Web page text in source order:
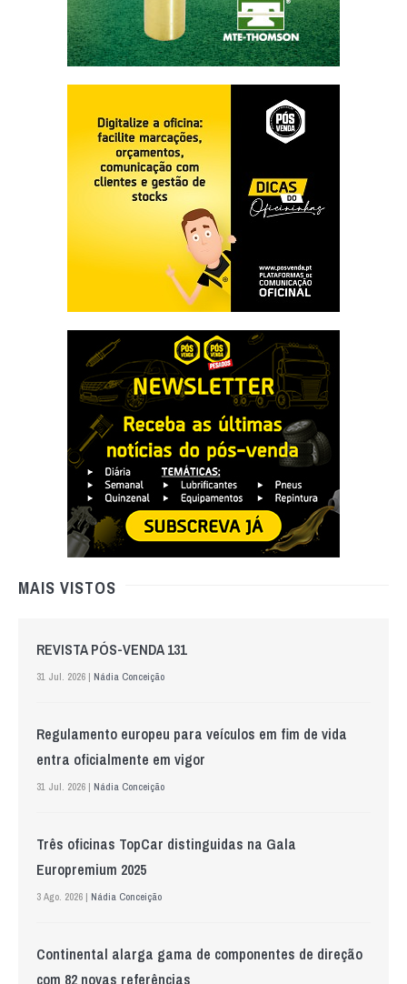
MAIS VISTOS
REVISTA PÓS-VENDA 131
31 Jul. 2026 | Nádia Conceição
Regulamento europeu para veículos em fim de vida
entra oficialmente em vigor
31 Jul. 2026 | Nádia Conceição
Três oficinas TopCar distinguidas na Gala
Europremium 2025
3 Ago. 2026 | Nádia Conceição
Continental alarga gama de componentes de direção
com 82 novas referências